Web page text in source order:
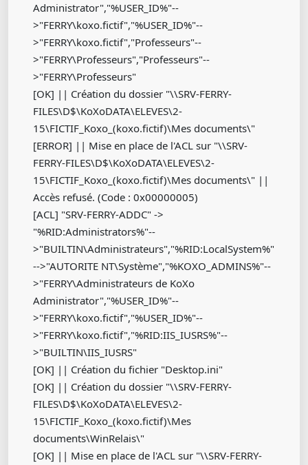
Administrator","%USER_ID%"--
>"FERRY\koxo.fictif","%USER_ID%"--
>"FERRY\koxo.fictif","Professeurs"--
>"FERRY\Professeurs","Professeurs"--
>"FERRY\Professeurs"
[OK] || Création du dossier "\\SRV-FERRY-
FILES\D$\KoXoDATA\ELEVES\2-
15\FICTIF_Koxo_(koxo.fictif)\Mes documents\"
[ERROR] || Mise en place de l'ACL sur "\\SRV-
FERRY-FILES\D$\KoXoDATA\ELEVES\2-
15\FICTIF_Koxo_(koxo.fictif)\Mes documents\" ||
Accès refusé. (Code : 0x00000005)
[ACL] "SRV-FERRY-ADDC" ->
"%RID:Administrators%"--
>"BUILTIN\Administrateurs","%RID:LocalSystem%"
-->"AUTORITE NT\Système","%KOXO_ADMINS%"--
>"FERRY\Administrateurs de KoXo
Administrator","%USER_ID%"--
>"FERRY\koxo.fictif","%USER_ID%"--
>"FERRY\koxo.fictif","%RID:IIS_IUSRS%"--
>"BUILTIN\IIS_IUSRS"
[OK] || Création du fichier "Desktop.ini"
[OK] || Création du dossier "\\SRV-FERRY-
FILES\D$\KoXoDATA\ELEVES\2-
15\FICTIF_Koxo_(koxo.fictif)\Mes
documents\WinRelais\"
[OK] || Mise en place de l'ACL sur "\\SRV-FERRY-